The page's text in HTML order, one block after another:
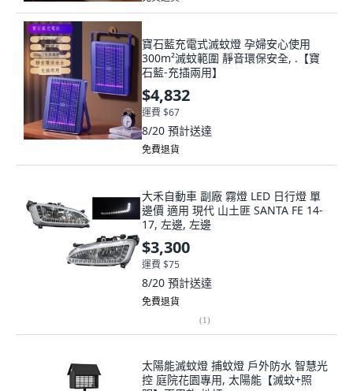
300m²滅蚊範圍 靜音環保安全, .【寶
石藍-充插兩用】
$4,832
運費 $67
8/20預計送達
免費退貨
邊價 適用 現代 山土匪 SANTA FE 14-
17, 左邊, 左邊
$3,300
運費 $75
8/20預計送達
免費退貨
控 庭院花園專用, 太陽能【滅蚊+照
明】兩用款-地插